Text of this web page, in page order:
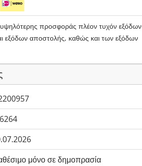
υψηλότερης προσφοράς πλέον τυχόν εξόδων
αποστολής, καθώς και των εξόδων
μόνο σε δημοπρασία